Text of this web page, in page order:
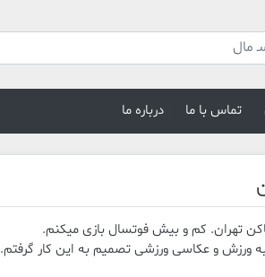
تماس با ما درباره ما
به ورزش و عکاسی ورزشی تصمیم به این کار گرفتم.